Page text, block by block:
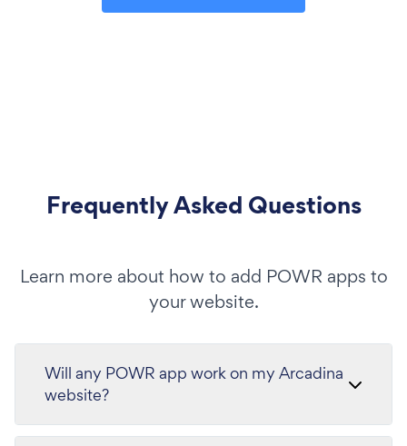
Frequently Asked Questions
Learn more about how to add POWR apps to
your website.
Will any POWR app work on my Arcadina
website?